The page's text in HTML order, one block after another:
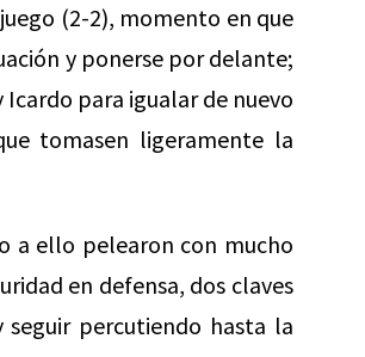
(2-2), momento en que
y ponerse por delante;
para igualar de nuevo
tomasen ligeramente la
a ello pelearon con mucho
en defensa, dos claves
percutiendo hasta la